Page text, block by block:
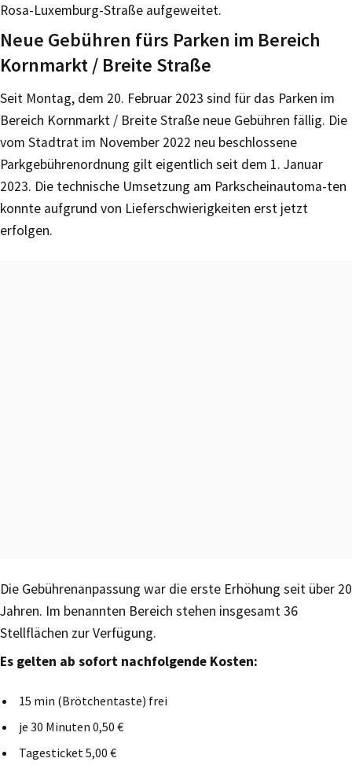
Rosa-Luxemburg-Straße aufgeweitet.
Neue Gebühren fürs Parken im Bereich
Kornmarkt / Breite Straße
Seit Montag, dem 20. Februar 2023 sind für das Parken im
Bereich Kornmarkt / Breite Straße neue Gebühren fällig. Die
vom Stadtrat im November 2022 neu beschlossene
Parkgebührenordnung gilt eigentlich seit dem 1. Januar
2023. Die technische Umsetzung am Parkscheinautoma-ten
konnte aufgrund von Lieferschwierigkeiten erst jetzt
erfolgen.
Die Gebührenanpassung war die erste Erhöhung seit über 20
Jahren. Im benannten Bereich stehen insgesamt 36
Stellflächen zur Verfügung.
Es gelten ab sofort nachfolgende Kosten:
15 min (Brötchentaste) frei
je 30 Minuten 0,50 €
Tagesticket 5,00 €